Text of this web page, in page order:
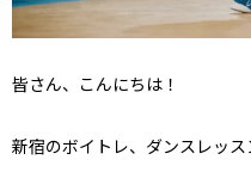
皆さん、こんにちは！
新宿のボイトレ、ダンスレッス